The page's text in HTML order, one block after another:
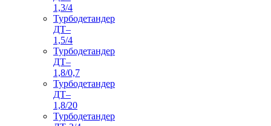
1,3/4
Турбодетандер
ДТ–
1,5/4
Турбодетандер
ДТ–
1,8/0,7
Турбодетандер
ДТ–
1,8/20
Турбодетандер